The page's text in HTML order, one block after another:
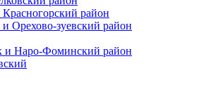
район
Орехово-зуевский район
и Наро-Фоминский район